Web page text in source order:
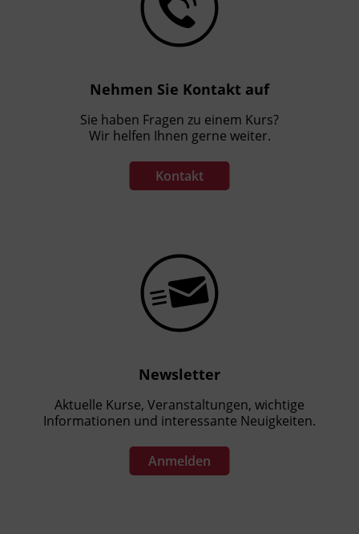
Nehmen Sie Kontakt auf
Sie haben Fragen zu einem Kurs?
Wir helfen Ihnen gerne weiter.
Kontakt
Newsletter
Aktuelle Kurse, Veranstaltungen, wichtige
Informationen und interessante Neuigkeiten.
Anmelden